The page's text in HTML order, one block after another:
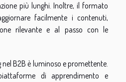
più lunghi. Inoltre, il formato
facilmente i contenuti,
rilevante e al passo con le
B2B è luminoso e promettente.
di apprendimento e